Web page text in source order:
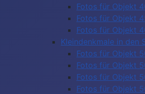
Fotos für Objekt
Fotos für Objekt
Fotos für Objekt
Kleindenkmale in den
Fotos für Objekt
Fotos für Objekt
Fotos für Objekt
Fotos für Objekt